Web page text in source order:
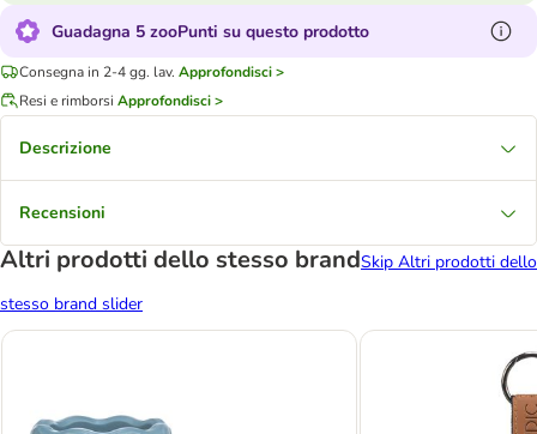
Guadagna 5 zooPunti su questo prodotto
Consegna in 2-4 gg. lav. Approfondisci >
Resi e rimborsi Approfondisci >
Descrizione
Recensioni
Altri prodotti dello stesso brandSkip Altri prodotti dello
stesso brand slider